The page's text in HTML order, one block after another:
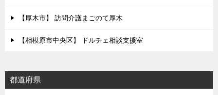
【厚木市】 訪問介護まごのて厚木
【相模原市中央区】 ドルチェ相談支援室
都道府県